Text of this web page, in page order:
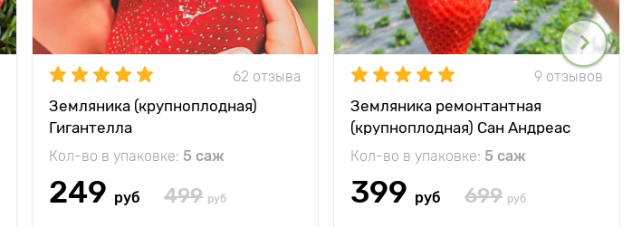
62 отзыва
Земляника (крупноплодная)
Гигантелла
Кол-во в упаковке: 5 саж
249 руб 499 руб
9 отзывов
Земляника ремонтантная
(крупноплодная) Сан Андреас
Кол-во в упаковке: 5 саж
399 руб 699 руб